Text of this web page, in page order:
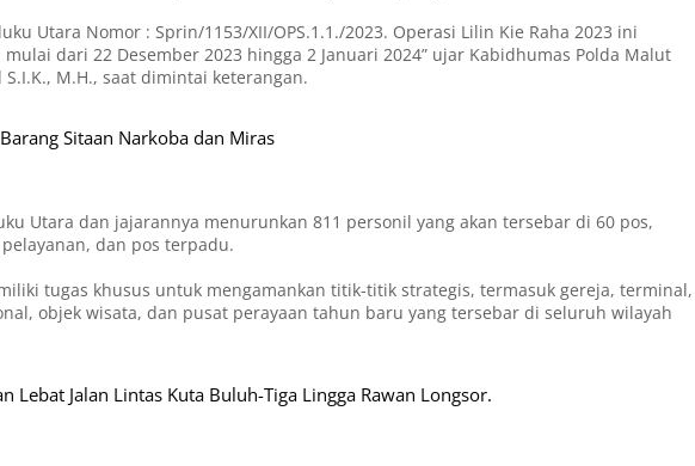
Utara Nomor : Sprin/1153/XII/OPS.1.1./2023. Operasi Lilin Kie Raha 2023 ini
dari 22 Desember 2023 hingga 2 Januari 2024” ujar Kabidhumas Polda Malut
M.H., saat dimintai keterangan.
Sitaan Narkoba dan Miras
Utara dan jajarannya menurunkan 811 personil yang akan tersebar di 60 pos,
dan pos terpadu.
tugas khusus untuk mengamankan titik-titik strategis, termasuk gereja, terminal,
objek wisata, dan pusat perayaan tahun baru yang tersebar di seluruh wilayah
Lebat Jalan Lintas Kuta Buluh-Tiga Lingga Rawan Longsor.